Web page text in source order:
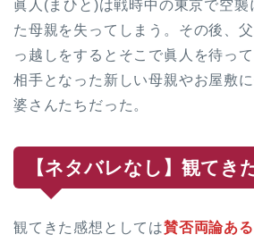
眞人(まひと)は戦時中の東京で空襲
た母親を失ってしまう。その後、
っ越しをするとそこで眞人を待っ
相手となった新しい母親やお屋敷
婆さんたちだった。
【ネタバレなし】観てき
観てきた感想としては賛否両論あ